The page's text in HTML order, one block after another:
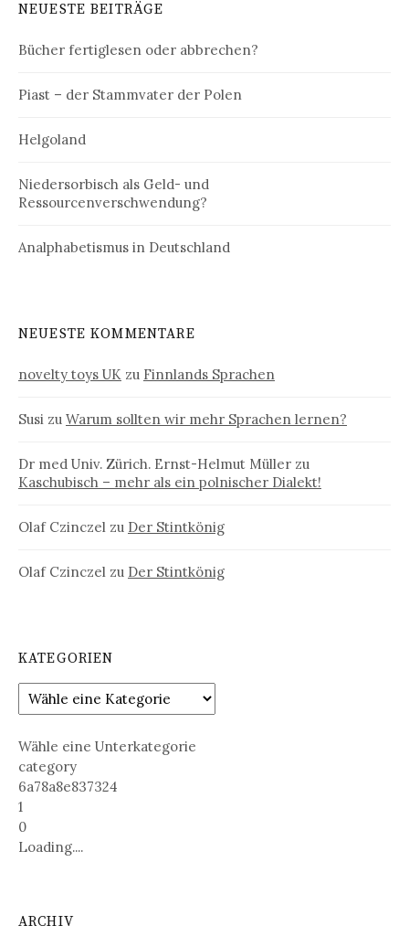
NEUESTE BEITRÄGE
Bücher fertiglesen oder abbrechen?
Piast – der Stammvater der Polen
Helgoland
Niedersorbisch als Geld- und
Ressourcenverschwendung?
Analphabetismus in Deutschland
NEUESTE KOMMENTARE
novelty toys UK zu Finnlands Sprachen
Susi zu Warum sollten wir mehr Sprachen lernen?
Dr med Univ. Zürich. Ernst-Helmut Müller zu
Kaschubisch – mehr als ein polnischer Dialekt!
Olaf Czinczel zu Der Stintkönig
Olaf Czinczel zu Der Stintkönig
KATEGORIEN
Wähle eine Unterkategorie
category
6a78a8e837324
1
0
Loading....
ARCHIV